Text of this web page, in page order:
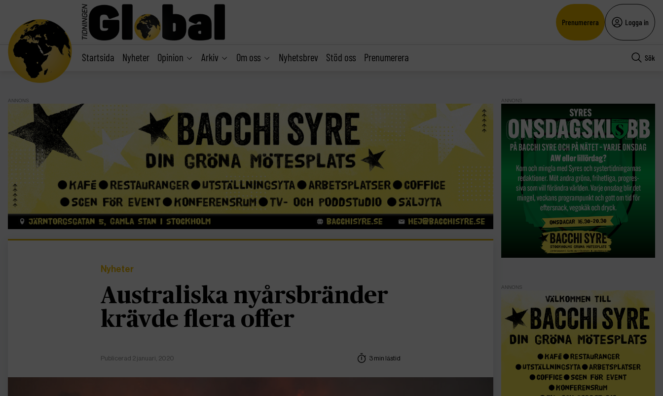
Prenumerera Logga in
Startsida Nyheter Opinion Arkiv Om oss Nyhetsbrev Stöd oss Prenumerera Sök
ANNONS
Nyheter
Australiska nyårsbränder
krävde flera offer
Publicerad 2 januari, 2020 3 min lästid
ANNONS
ANNONS